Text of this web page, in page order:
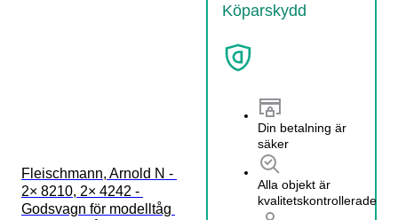
Köparskydd
Din betalning är
säker
Alla objekt är
kvalitetskontrollerade
Fleischmann, Arnold N -
2× 8210, 2× 4242 -
Godsvagn för modelltåg